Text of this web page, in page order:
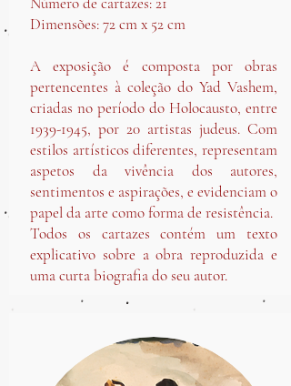
Dimensões: 72 cm x 52 cm
A exposição é composta por obras
pertencentes à coleção do Yad Vashem,
criadas no período do Holocausto, entre
1939-1945, por 20 artistas judeus. Com
estilos artísticos diferentes, representam
aspetos da vivência dos autores,
sentimentos e aspirações, e evidenciam o
papel da arte como forma de resistência.
Todos os cartazes contém um texto
explicativo sobre a obra reproduzida e
uma curta biografia do seu autor.